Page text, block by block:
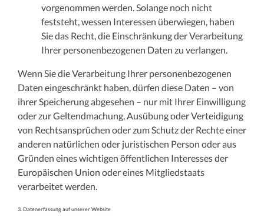
vorgenommen werden. Solange noch nicht
feststeht, wessen Interessen überwiegen, haben
Sie das Recht, die Einschränkung der Verarbeitung
Ihrer personenbezogenen Daten zu verlangen.
Wenn Sie die Verarbeitung Ihrer personenbezogenen
Daten eingeschränkt haben, dürfen diese Daten – von
ihrer Speicherung abgesehen – nur mit Ihrer Einwilligung
oder zur Geltendmachung, Ausübung oder Verteidigung
von Rechtsansprüchen oder zum Schutz der Rechte einer
anderen natürlichen oder juristischen Person oder aus
Gründen eines wichtigen öffentlichen Interesses der
Europäischen Union oder eines Mitgliedstaats
verarbeitet werden.
3. Datenerfassung auf unserer Website